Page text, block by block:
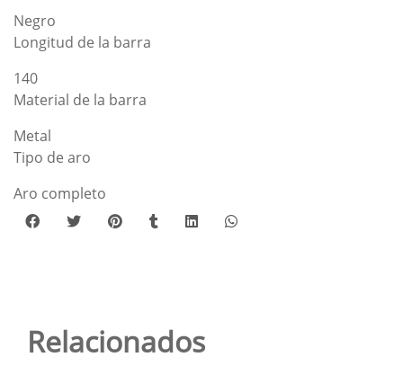
Negro
Longitud de la barra
140
Material de la barra
Metal
Tipo de aro
Aro completo
Relacionados